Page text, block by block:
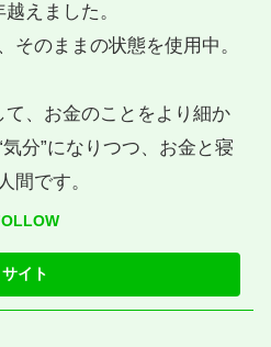
えました。
そのままの状態を使用中。
、お金のことをより細か
分”になりつつ、お金と寝
間です。